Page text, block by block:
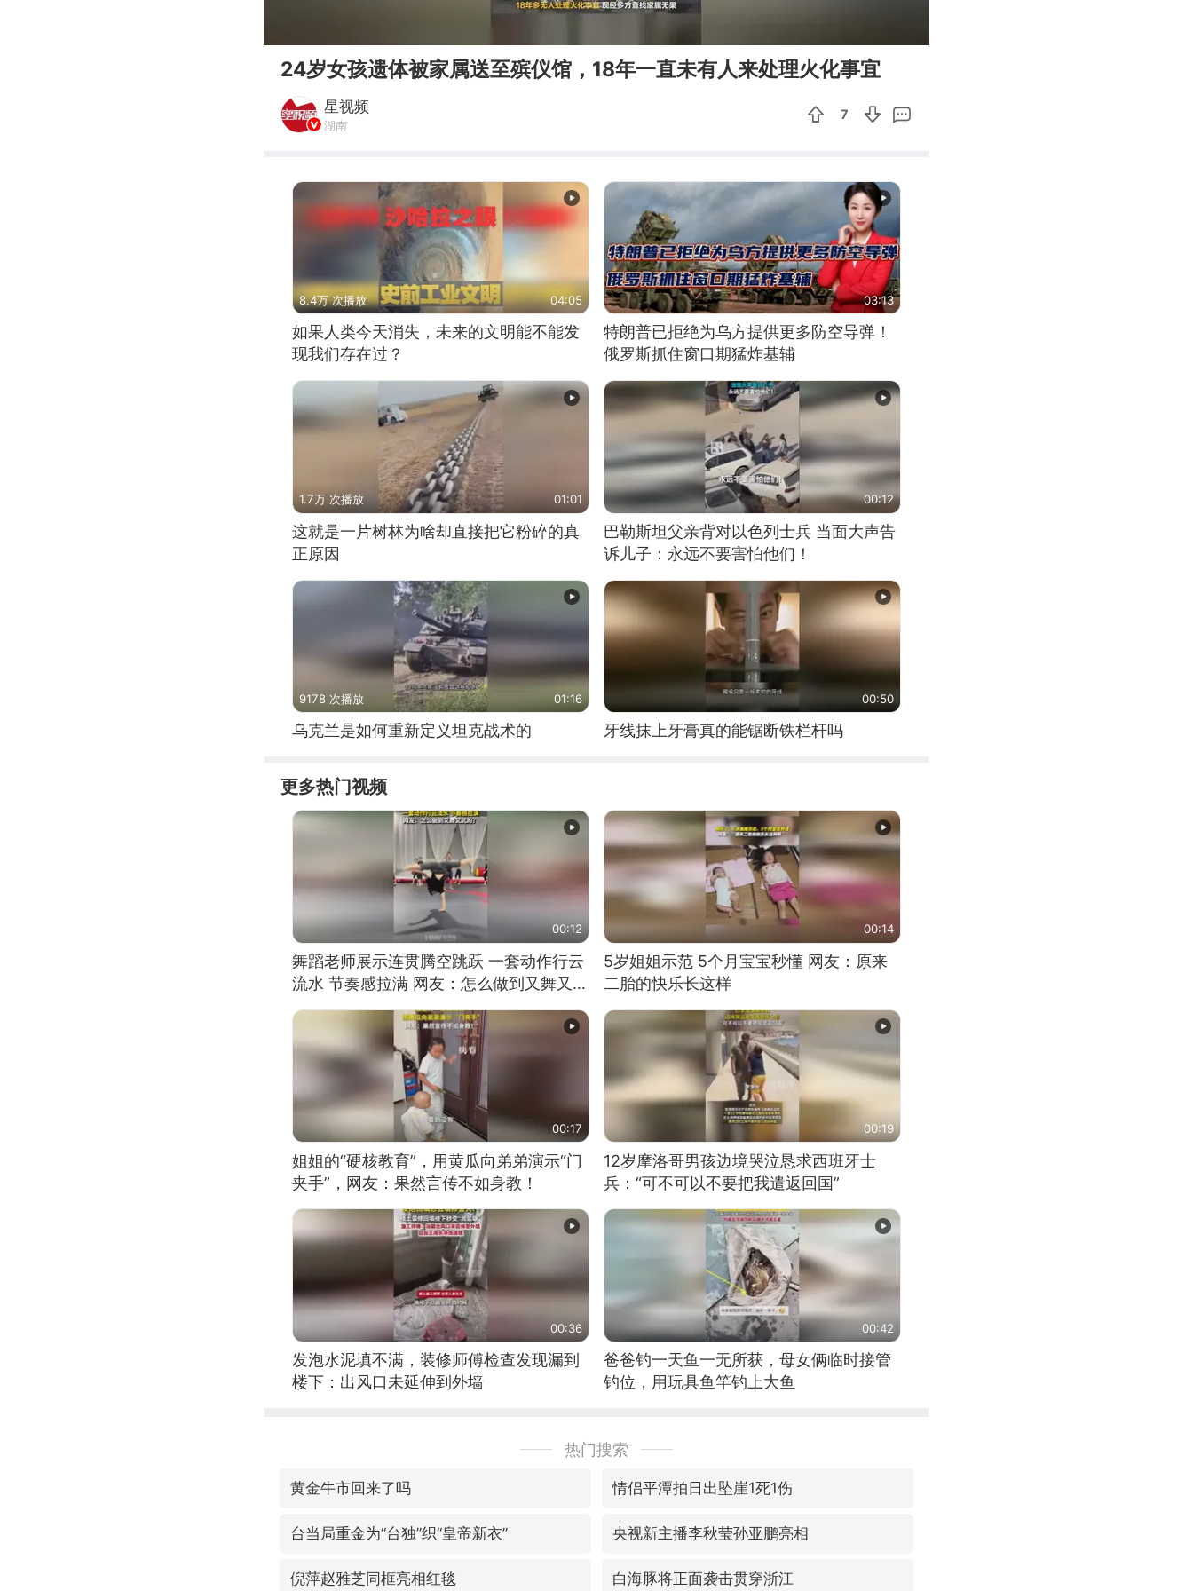
24岁女孩遗体被家属送至殡仪馆，18年一直未有人来处理火化事宜
星视频
湖南
7
8.4万 次播放 04:05
如果人类今天消失，未来的文明能不能发
现我们存在过？
03:13
特朗普已拒绝为乌方提供更多防空导弹！
俄罗斯抓住窗口期猛炸基辅
1.7万 次播放 01:01
这就是一片树林为啥却直接把它粉碎的真
正原因
00:12
巴勒斯坦父亲背对以色列士兵 当面大声告
诉儿子：永远不要害怕他们！
9178 次播放 01:16
乌克兰是如何重新定义坦克战术的
00:50
牙线抹上牙膏真的能锯断铁栏杆吗
更多热门视频
00:12
舞蹈老师展示连贯腾空跳跃 一套动作行云
流水 节奏感拉满 网友：怎么做到又舞又武
00:14
5岁姐姐示范 5个月宝宝秒懂 网友：原来
二胎的快乐长这样
00:17
姐姐的“硬核教育”，用黄瓜向弟弟演示“门
夹手”，网友：果然言传不如身教！
00:19
12岁摩洛哥男孩边境哭泣恳求西班牙士
兵：“可不可以不要把我遣返回国”
00:36
发泡水泥填不满，装修师傅检查发现漏到
楼下：出风口未延伸到外墙
00:42
爸爸钓一天鱼一无所获，母女俩临时接管
钓位，用玩具鱼竿钓上大鱼
热门搜索
黄金牛市回来了吗 情侣平潭拍日出坠崖1死1伤
台当局重金为“台独”织“皇帝新衣” 央视新主播李秋莹孙亚鹏亮相
倪萍赵雅芝同框亮相红毯 白海豚将正面袭击贯穿浙江